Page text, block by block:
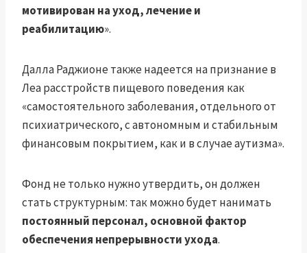
мотивирован на уход, лечение и
реабилитацию».
Далла Раджионе также надеется на признание в
Леа расстройств пищевого поведения как
«самостоятельного заболевания, отдельного от
психиатрического, с автономным и стабильным
финансовым покрытием, как и в случае аутизма».
Фонд не только нужно утвердить, он должен
стать структурным: так можно будет нанимать
постоянный персонал, основной фактор
обеспечения непрерывности ухода.